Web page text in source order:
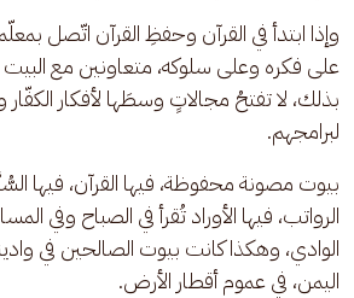
وإذا ابتدأ في القرآن وحفظِ القرآن اتّصل
على فكره وعلى سلوكه، متعاونين مع البيت
بذلك، لا تفتحُ مجالاتٍ وسطَها لأفكار الكفّار
لبرامجهم.
بيوت مصونة محفوظة، فيها القرآن، فيها
الرواتب، فيها الأوراد تُقرأ في الصباح وفي
الوادي، وهكذا كانت بيوت الصالحين في
اليمن، في عموم أقطار الأرض.